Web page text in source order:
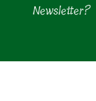
Newsletter?